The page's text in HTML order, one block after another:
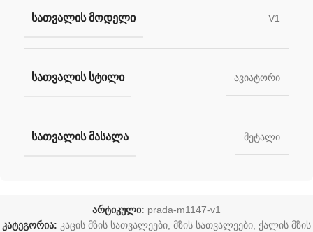
ᲡᲐᲗᲕᲐᲚᲘᲡ ᲛᲝᲓᲔᲚᲘ V1
ᲡᲐᲗᲕᲐᲚᲘᲡ ᲡᲢᲘᲚᲘ ავიატორი
ᲡᲐᲗᲕᲐᲚᲘᲡ ᲛᲐᲡᲐᲚᲐ მეტალი
არტიკული: prada-m1147-v1
კატეგორია: კაცის მზის სათვალეები, მზის სათვალეები, ქალის მზის